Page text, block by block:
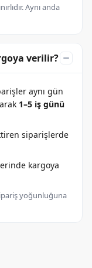
Aynı anda
verilir?
aynı gün
1–5 iş günü
siparişlerde
kargoya
yoğunluğuna